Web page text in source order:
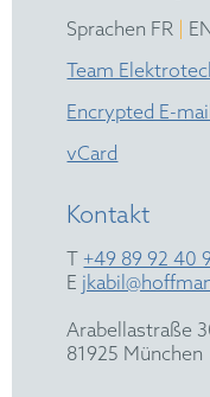
Sprachen FR
Team
Encrypted E-
vCard
Kontakt
T +49 89 92 40
E
Arabellastraße
81925 München